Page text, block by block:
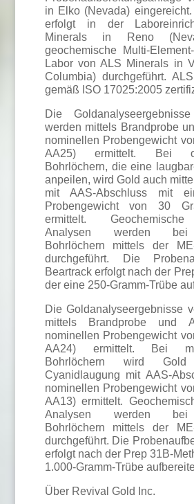
in Elko (Nevada)
erfolgt in der
Minerals in Reno
geochemische Multi-
Labor von ALS Minerals in
Columbia) durchgeführt.
gemäß ISO 17025:2005
Die
werden mittels Brandprobe
nominellen Probengewicht
AA25) ermittelt. Bei
Bohrlöchern, die eine
anpeilen, wird Gold auch
mit AAS-Abschluss mit
Probengewicht von 30
ermittelt. Geochemische
Analysen werden bei
Bohrlöchern mittels der
durchgeführt. Die
Beartrack erfolgt nach der
der eine 250-Gramm-Trübe
Die Goldanalyseergebnisse
mittels Brandprobe und
nominellen Probengewicht
AA24) ermittelt. Bei
Bohrlöchern wird
Cyanidlaugung mit AAS-
nominellen Probengewicht
AA13) ermittelt.
Analysen werden bei
Bohrlöchern mittels der
durchgeführt. Die
erfolgt nach der Prep 31B-
1.000-Gramm-Trübe
Über Revival Gold Inc.